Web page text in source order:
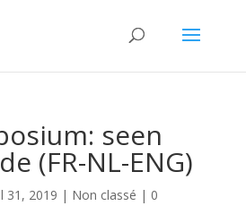
seen
(FR-NL-ENG)
31, 2019 | Non classé | 0